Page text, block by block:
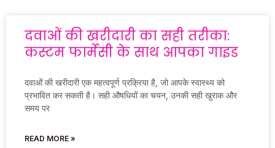
दवाओं की खरीदारी का सही तरीका:
कस्टम फार्मेसी के साथ आपका गाइड
दवाओं की खरीदारी एक महत्वपूर्ण प्रक्रिया है, जो आपके स्वास्थ्य को
प्रभावित कर सकती है। सही औषधियों का चयन, उनकी सही खुराक और
समय पर
READ MORE »